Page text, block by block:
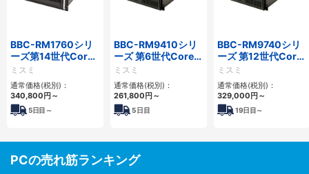
BBC-RM1760シリ
ーズ第14世代Core
対応ラックマウント
3PCIe
ミスミ
通常価格(税別)：
340,800円～
5日目～
BBC-RM9410シリ
ーズ 第6世代Core対
応ラックマウント
FAPC 3PCI・3PCIe
ミスミ
通常価格(税別)：
261,800円～
5日目
BBC-RM9740シリ
ーズ 第12世代Core
対応ラックマウント
FAPC4PCI・3PCIe
ミスミ
通常価格(税別)：
329,000円～
19日目～
PCの売れ筋ランキング